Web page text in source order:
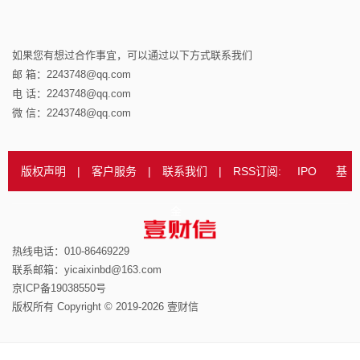
如果您有想过合作事宜，可以通过以下方式联系我们
邮 箱：2243748@qq.com
电 话：2243748@qq.com
微 信：2243748@qq.com
版权声明 | 客户服务 | 联系我们 | RSS订阅: IPO 基
热线电话：010-86469229
联系邮箱：yicaixinbd@163.com
京ICP备19038550号
版权所有 Copyright © 2019-2026 壹财信